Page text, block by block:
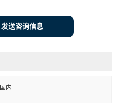
发送咨询信息
国内